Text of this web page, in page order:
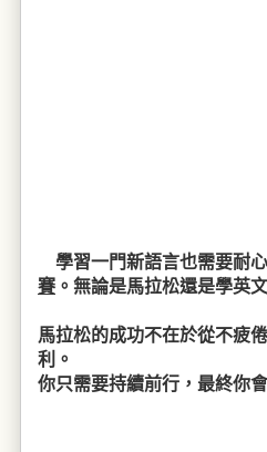
學習一門新語言也需要耐
賽 。無論是馬拉松還是學英
馬拉松的成功不在於從不疲
利。
你只需要持續前行，最終你